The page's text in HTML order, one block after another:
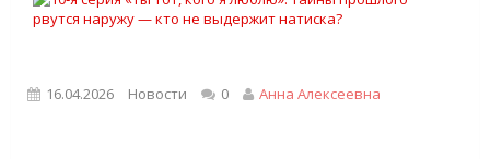
16.04.2026 Новости 0 Анна Алексеевна